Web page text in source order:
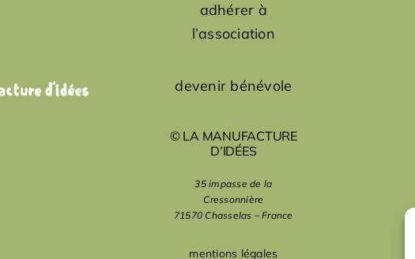
adhérer à
l’association
devenir bénévole
© LA MANUFACTURE
D’IDÉES
35 impasse de la
Cressonnière
71570 Chasselas – France
mentions légales